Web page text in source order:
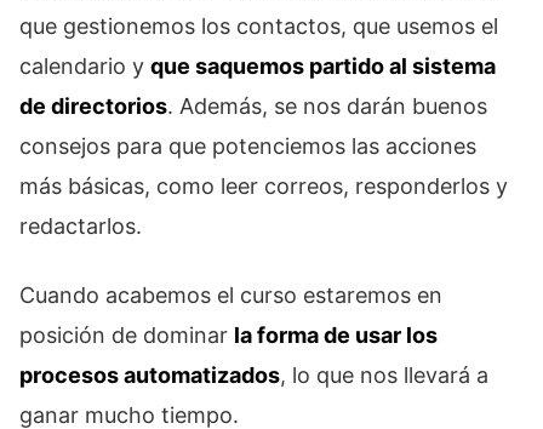
que gestionemos los contactos, que usemos el
calendario y que saquemos partido al sistema
de directorios. Además, se nos darán buenos
consejos para que potenciemos las acciones
más básicas, como leer correos, responderlos y
redactarlos.
Cuando acabemos el curso estaremos en
posición de dominar la forma de usar los
procesos automatizados, lo que nos llevará a
ganar mucho tiempo.